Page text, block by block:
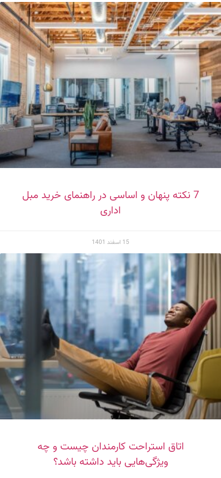
7 نکته پنهان و اساسی در راهنمای خرید مبل
اداری
15 اسفند 1401
اتاق استراحت کارمندان چیست و چه
ویژگی‌هایی باید داشته باشد؟